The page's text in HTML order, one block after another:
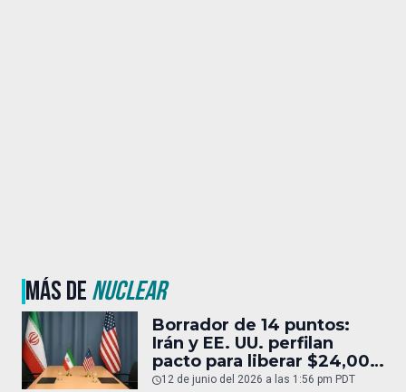
MÁS DENUCLEAR
Borrador de 14 puntos:
Irán y EE. UU. perfilan
pacto para liberar $24,000
MDD
12 de junio del 2026 a las 1:56 pm PDT